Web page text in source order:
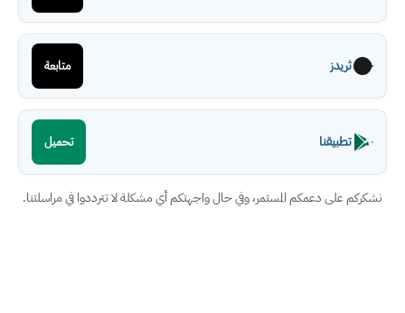
ثريدز متابعة
تطبيقنا تحميل
نشكركم على دعمكم المستمر، وفي حال واجهتكم أي مشكلة لا تترددوا في مراسلتنا.